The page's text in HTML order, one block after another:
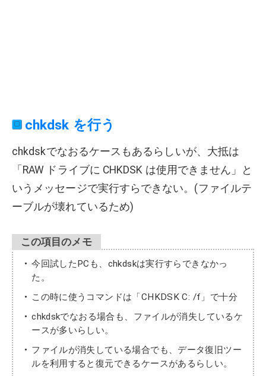
chkdsk を行う
chkdskでなおるケースもあるらしいが、大抵は
「RAW ドライブに CHKDSK は使用できません」と
いうメッセージで実行すらできない。(ファイルテ
ーブルが壊れているため)
この項目のメモ
今回試したPCも、chkdskは実行すらできなかっ
た。
この時に使うコマンドは「CHKDSK C: /f」で十分
chkdskでなおる場合も、ファイルが消失しているケ
ースが多いらしい。
ファイルが消失している場合でも、データ復旧ツー
ルを利用すると復元できるケースがあるらしい。